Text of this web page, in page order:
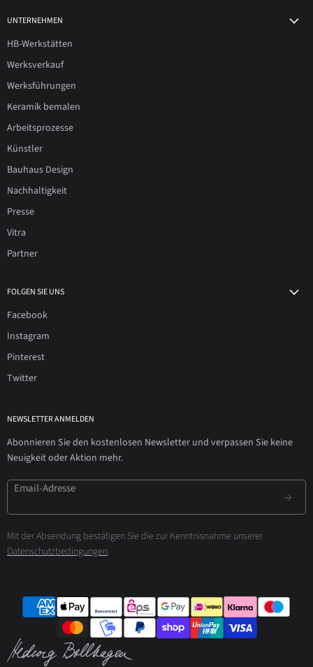
UNTERNEHMEN
HB-Werkstätten
Werksverkauf
Werksführungen
Keramik bemalen
Arbeitsprozesse
Künstler
Bauhaus Design
Nachhaltigkeit
Presse
Vitra
Partner
FOLGEN SIE UNS
Facebook
Instagram
Pinterest
Twitter
NEWSLETTER ANMELDEN
Abonnieren Sie den kostenlosen Newsletter und verpassen Sie keine
Neuigkeit oder Aktion mehr.
Email-Adresse
Mit der Absendung bestätigen Sie die zur Kenntnisnahme unserer
Datenschutzbedingungen.